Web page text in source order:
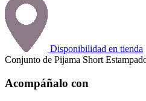
Disponibilidad en tienda
Conjunto de Pijama Short
Acompáñalo con